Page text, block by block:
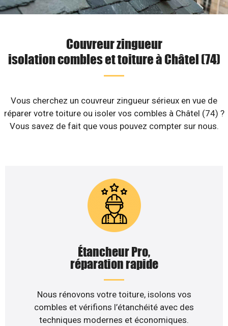
Couvreur zingueur
isolation combles et toiture à Châtel (74)
Vous cherchez un couvreur zingueur sérieux en vue de
réparer votre toiture ou isoler vos combles à Châtel (74) ?
Vous savez de fait que vous pouvez compter sur nous.
Étancheur Pro,
réparation rapide
Nous rénovons votre toiture, isolons vos
combles et vérifions l’étanchéité avec des
techniques modernes et économiques.